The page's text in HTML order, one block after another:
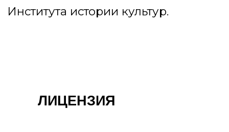
ЛИЦЕНЗИЯ
Оставьте вашу заявку и получите
подарок!